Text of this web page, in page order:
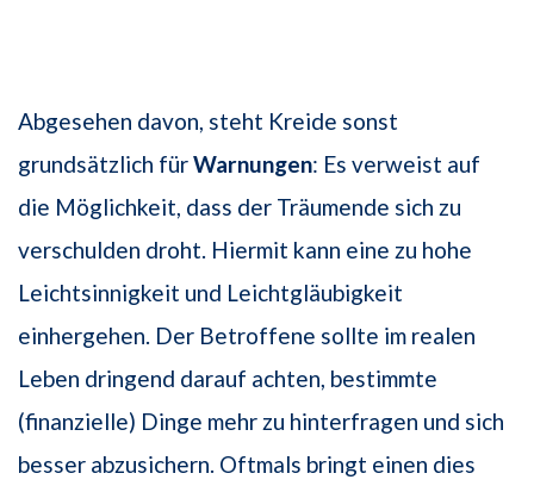
Abgesehen davon, steht Kreide sonst
grundsätzlich fürWarnungen: Es verweist auf
die Möglichkeit, dass der Träumende sich zu
verschulden droht. Hiermit kann eine zu hohe
Leichtsinnigkeit und Leichtgläubigkeit
einhergehen. Der Betroffene sollte im realen
Leben dringend darauf achten, bestimmte
(finanzielle) Dinge mehr zu hinterfragen und sich
besser abzusichern. Oftmals bringt einen dies